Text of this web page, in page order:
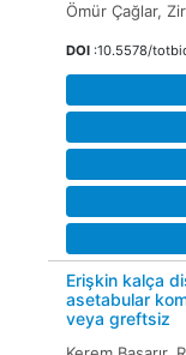
Ömür Çağlar,
DOI :10.5578/
Erişkin kalça
asetabular
veya greftsiz